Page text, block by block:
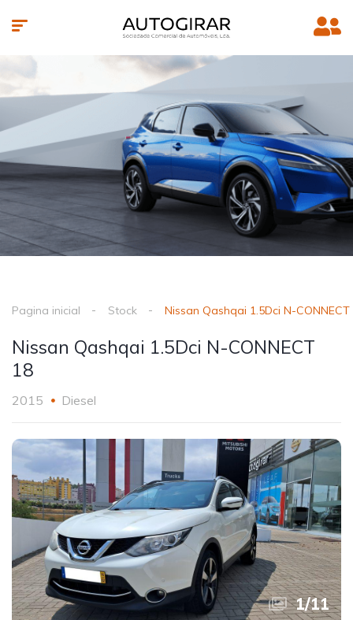
Pagina inicial Stock Nissan Qashqai 1.5Dci N-CONNECT
Nissan Qashqai 1.5Dci N-CONNECT
18
2015 Diesel
1/11